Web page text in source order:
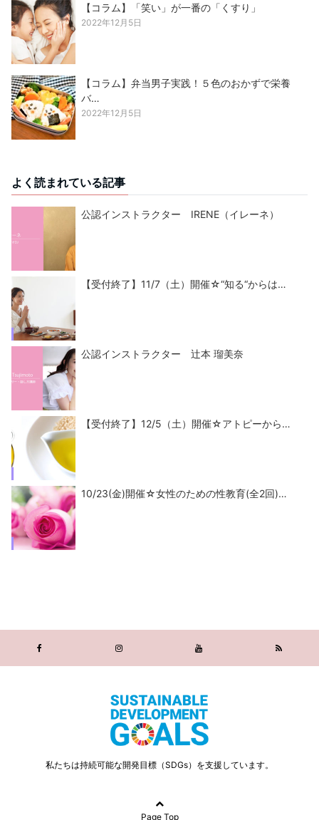
【コラム】「笑い」が一番の「くすり」
2022年12月5日
【コラム】弁当男子実践！５色のおかずで栄養
バ…
2022年12月5日
よく読まれている記事
公認インストラクター IRENE（イレーネ）
【受付終了】11/7（土）開催☆“知る“からは…
公認インストラクター 辻本 瑠美奈
【受付終了】12/5（土）開催☆アトピーから…
10/23(金)開催☆女性のための性教育(全2回)…
私たちは持続可能な開発目標（SDGs）を支援しています。
Page Top